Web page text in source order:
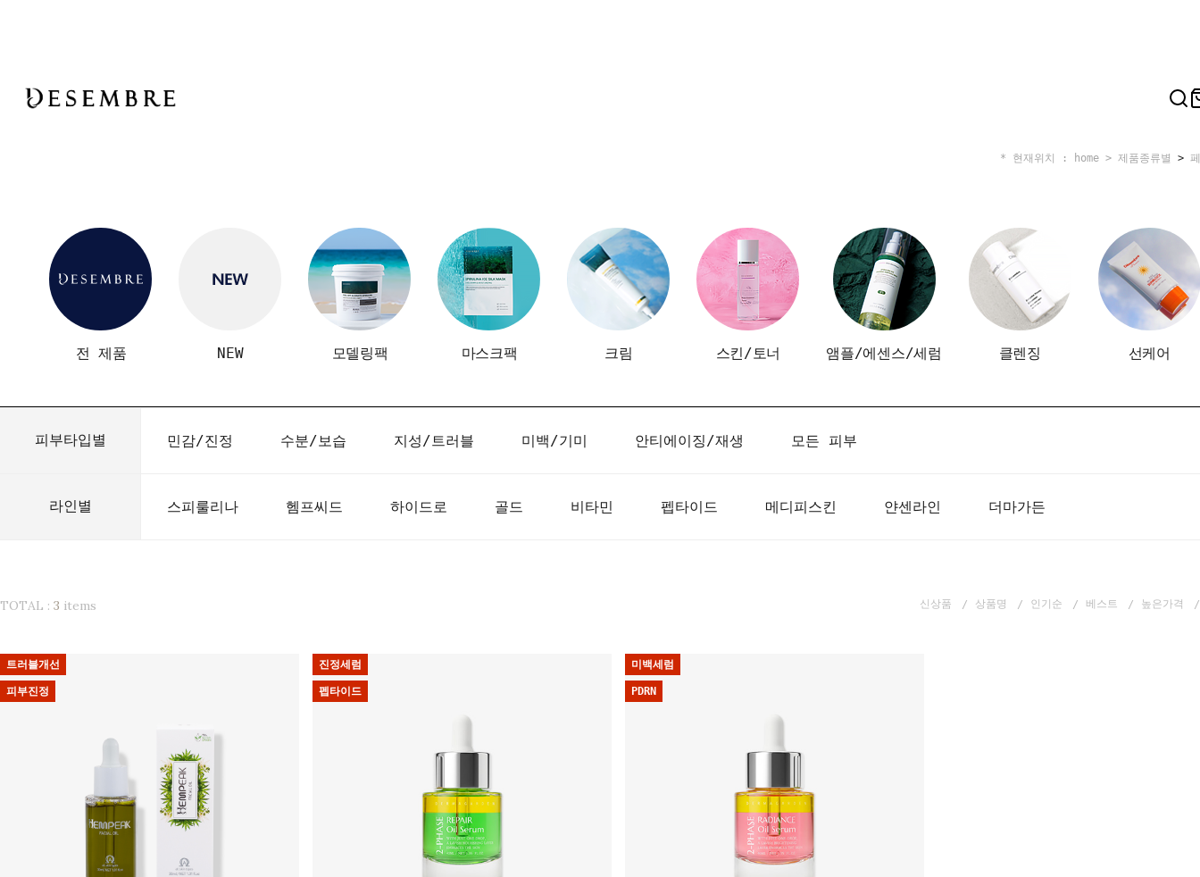
* 현재위치 : home > 제품종류별 >
전 제품 NEW 모델링팩 마스크팩 크림 스킨/토너 앰플/에센스/세럼 클렌징 선케어
피부타입별 민감/진정 수분/보습 지성/트러블 미백/기미 안티에이징/재생 모든 피부
라인별 스피룰리나 헴프씨드 하이드로 골드 비타민 펩타이드 메디피스킨 얀센라인 더마가든
TOTAL : 3 items 신상품 상품명 인기순 베스트 높은가격
트러블개선
피부진정
진정세럼
펩타이드
미백세럼
PDRN